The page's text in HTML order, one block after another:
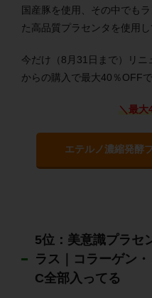
国産豚を使用、その中でも
た高品質プラセンタを使用し
今だけ（8月31日まで）リニ
からの購入で最大40％OFF
＼最大
エテルノ濃縮発酵
5位：美意識プラセ
ラス｜コラーゲン
C全部入ってる